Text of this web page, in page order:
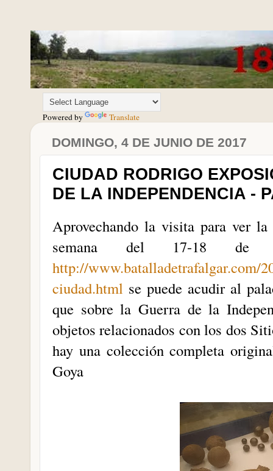
Powered by Translate
DOMINGO, 4 DE JUNIO DE 2017
CIUDAD RODRIGO
DE LA INDEPENDENCIA -
Aprovechando la visita para ver
semana del 17-18 de
http://www.batalladetrafalgar.com/
ciudad.html se puede acudir al
que sobre la Guerra de la
objetos relacionados con los dos
hay una colección completa
Goya